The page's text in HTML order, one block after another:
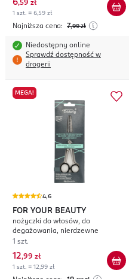
6,59 zł
1 szt. = 6,59 zł
Najniższa cena: 7,99 zł
Niedostępny online
Sprawdź dostępność w
drogerii
MEGA!
4,6
FOR YOUR BEAUTY
nożyczki do włosów, do
degażowania, nierdzewne
1 szt.
12,99 zł
1 szt. = 12,99 zł